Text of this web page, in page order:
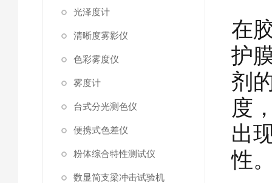
光泽度计
清晰度雾影仪
色彩雾度仪
雾度计
台式分光测色仪
便携式色差仪
粉体综合特性测试仪
数显简支梁冲击试验机
在
护
剂
度
出
性